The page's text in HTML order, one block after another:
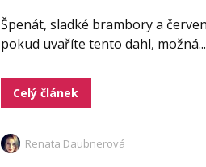
Špenát, sladké brambory a
pokud uvaříte tento dahl, možná...
Celý článek
Renata Daubnerová